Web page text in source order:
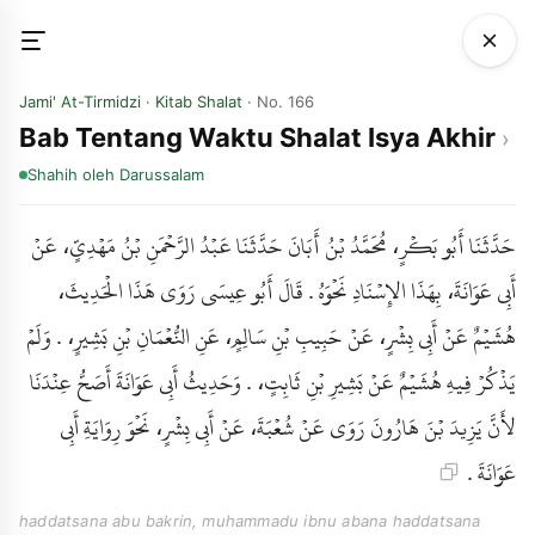
Jami' At-Tirmidzi · Kitab Shalat · No. 166
Bab Tentang Waktu Shalat Isya Akhir
Shahih oleh Darussalam
حَدَّثَنَا أَبُو بَكْرٍ، مُحَمَّدُ بْنُ أَبَانَ حَدَّثَنَا عَبْدُ الرَّحْمَنِ بْنُ مَهْدِيٍّ، عَنْ
أَبِي عَوَانَةَ، بِهَذَا الإِسْنَادِ نَحْوَهُ . قَالَ أَبُو عِيسَى رَوَى هَذَا الْحَدِيثَ،
هُشَيْمٌ عَنْ أَبِي بِشْرٍ، عَنْ حَبِيبِ بْنِ سَالِمٍ، عَنِ النُّعْمَانِ بْنِ بَشِيرٍ، . وَلَمْ
يَذْكُرْ فِيهِ هُشَيْمٌ عَنْ بَشِيرِ بْنِ ثَابِتٍ، . وَحَدِيثُ أَبِي عَوَانَةَ أَصَحُّ عِنْدَنَا
لأَنَّ يَزِيدَ بْنَ هَارُونَ رَوَى عَنْ شُعْبَةَ، عَنْ أَبِي بِشْرٍ، نَحْوَ رِوَايَةِ أَبِي
عَوَانَةَ .
haddatsana abu bakrin, muhammadu ibnu abana haddatsana